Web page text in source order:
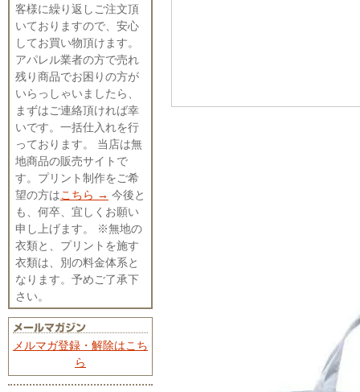
客様に繰り返しご注文頂
いておりますので、安心
してお買い物頂けます。
アパレル業者の方で売れ
残り商品でお困りの方が
いらっしゃいましたら、
まずはご連絡頂ければ幸
いです。一括仕入れを行
っております。 当店は無
地商品の販売サイトで
す。プリント制作をご希
望の方はこちら → 今後と
も、何卒、宜しくお願い
申し上げます。 ※無地の
衣類と、プリントを施す
衣類は、別の料金体系と
なります。予めご了承下
さい。
メルマガ登録・解除はこち
ら